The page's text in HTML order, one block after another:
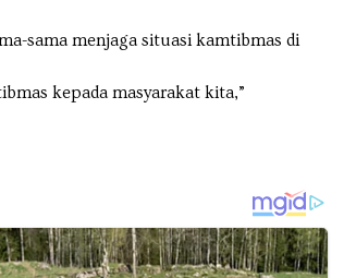
sama menjaga situasi kamtibmas di
kepada masyarakat kita,”